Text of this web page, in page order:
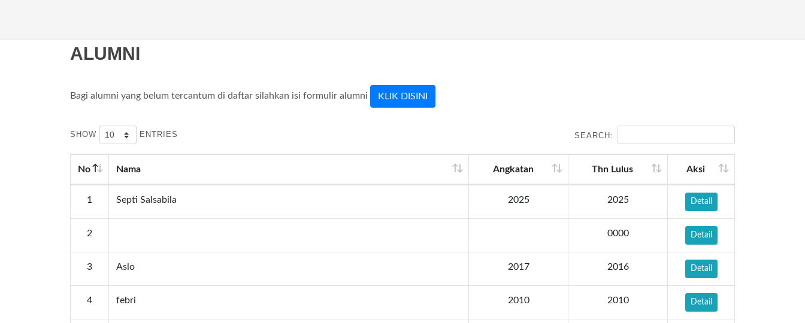
PENGUMUMAN HASIL SELEKSI SISTEM PENERIMAAN MURID BARU (SPMB)...
ALUMNI
Bagi alumni yang belum tercantum di daftar silahkan isi formulir alumni KLIK DISINI
SHOW ENTRIES SEARCH:
No Nama Angkatan Thn Lulus Aksi
1 Septi Salsabila 2025 2025 Detail
2 0000 Detail
3 Aslo 2017 2016 Detail
4 febri 2010 2010 Detail